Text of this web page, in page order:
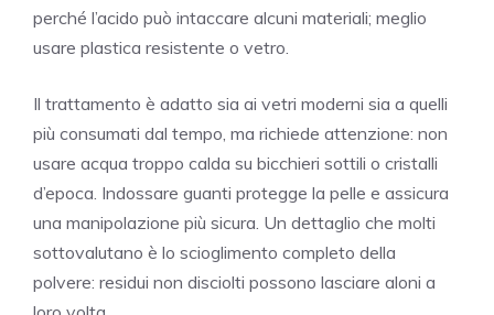
perché l’acido può intaccare alcuni materiali; meglio
usare plastica resistente o vetro.
Il trattamento è adatto sia ai vetri moderni sia a quelli
più consumati dal tempo, ma richiede attenzione: non
usare acqua troppo calda su bicchieri sottili o cristalli
d’epoca. Indossare guanti protegge la pelle e assicura
una manipolazione più sicura. Un dettaglio che molti
sottovalutano è lo scioglimento completo della
polvere: residui non disciolti possono lasciare aloni a